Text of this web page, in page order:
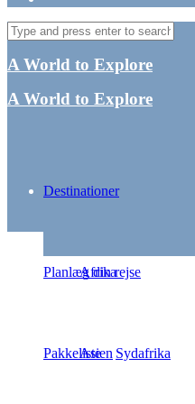
A World to Explore
A World to Explore
Destinationer
Afrika
Sydafrika
Asien
Planlæg din rejse
Pakkeliste
Zia